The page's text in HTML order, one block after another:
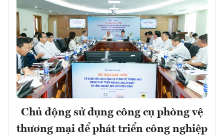
Chủ động sử dụng công cụ phòng vệ
thương mại để phát triển công nghiệp